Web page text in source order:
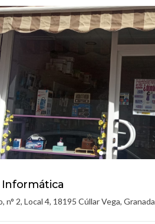
Informática
n° 2, Local 4, 18195 Cúllar Vega, Granada